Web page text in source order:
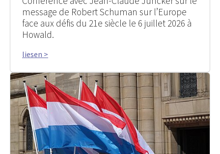
message de Robert Schuman sur l’Europe
face aux défis du 21e siècle le 6 juillet 2026 à
Howald.
liesen >